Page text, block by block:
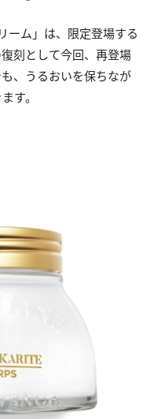
ーム」は、限定登場する
刻として今回、再登場
、うるおいを保ちなが
す。